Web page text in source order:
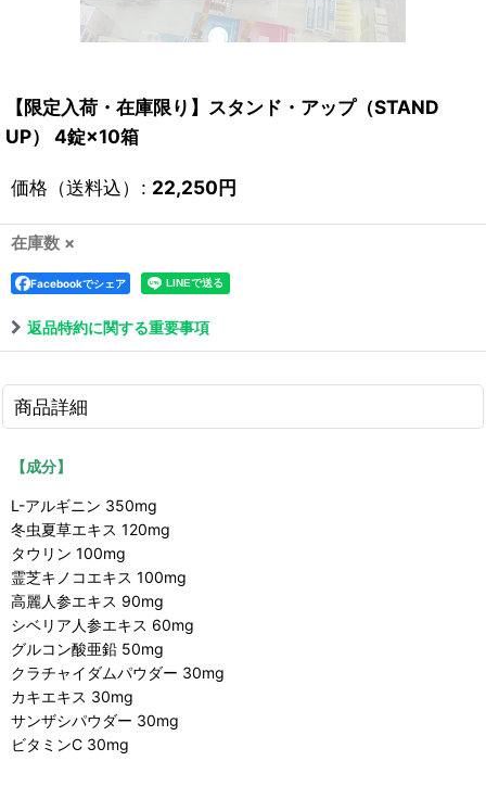
【限定入荷・在庫限り】スタンド・アップ（STAND
UP） 4錠×10箱
価格（送料込） : 22,250円
在庫数 ×
Facebookでシェア
返品特約に関する重要事項
商品詳細
【成分】
L-アルギニン 350mg
冬虫夏草エキス 120mg
タウリン 100mg
霊芝キノコエキス 100mg
高麗人参エキス 90mg
シベリア人参エキス 60mg
グルコン酸亜鉛 50mg
クラチャイダムパウダー 30mg
カキエキス 30mg
サンザシパウダー 30mg
ビタミンC 30mg